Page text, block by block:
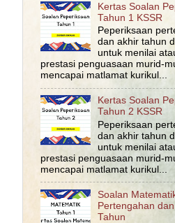
Kertas Soalan
Tahun 1 KSSR
Peperiksaan
dan akhir tahun
untuk menilai
prestasi penguasaan murid-
mencapai matlamat kurikul...
Kertas Soalan
Tahun 2 KSSR
Peperiksaan
dan akhir tahun
untuk menilai
prestasi penguasaan murid-
mencapai matlamat kurikul...
Soalan
Pertengahan
Tahun